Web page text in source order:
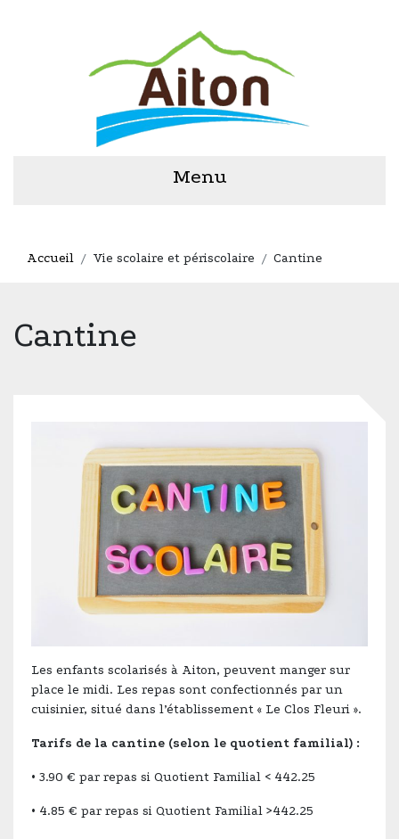
Menu
Accueil Vie scolaire et périscolaire Cantine
Cantine
Les enfants scolarisés à Aiton, peuvent manger sur
place le midi. Les repas sont confectionnés par un
cuisinier, situé dans l’établissement « Le Clos Fleuri ».
Tarifs de la cantine (selon le quotient familial) :
• 3.90 € par repas si Quotient Familial < 442.25
• 4.85 € par repas si Quotient Familial >442.25